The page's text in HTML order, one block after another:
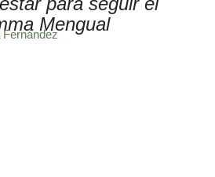
Mengual
Fernández